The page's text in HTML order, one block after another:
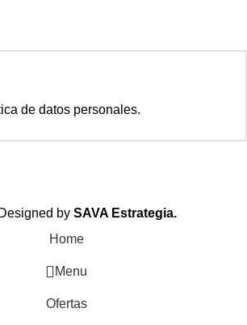
de datos personales.
by SAVA Estrategia.
Home
Menu
Ofertas